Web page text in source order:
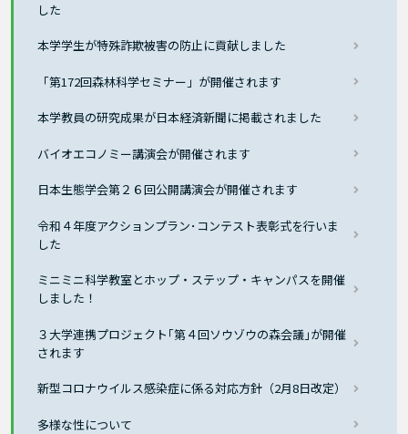
した
本学学生が特殊詐欺被害の防止に貢献しました
「第172回森林科学セミナー」が開催されます
本学教員の研究成果が日本経済新聞に掲載されました
バイオエコノミー講演会が開催されます
日本生態学会第２６回公開講演会が開催されます
令和４年度アクションプラン･コンテスト表彰式を行いま
した
ミニミニ科学教室とホップ・ステップ・キャンパスを開催
しました！
３大学連携プロジェクト｢第４回ソウゾウの森会議｣が開催
されます
新型コロナウイルス感染症に係る対応方針（2月8日改定）
多様な性について